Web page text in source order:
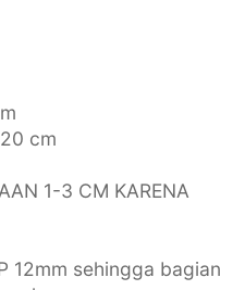
cm
1-3 CM KARENA
12mm sehingga bagian